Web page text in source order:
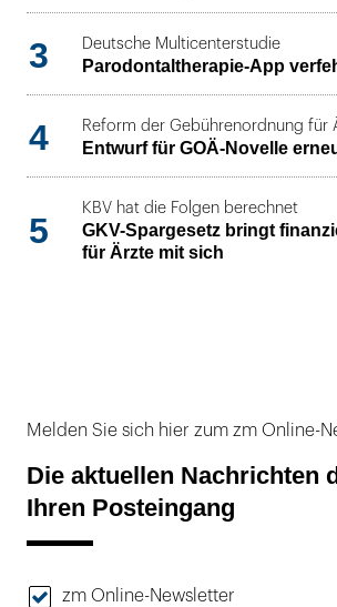
3 Deutsche Multicenterstudie
Parodontaltherapie-App
4 Reform der Gebührenordnung für
Entwurf für GOÄ-Novelle
5
KBV hat die Folgen berechnet
GKV-Spargesetz bringt
für Ärzte mit sich
Melden Sie sich hier zum zm Online-
Die aktuellen Nachrichten
Ihren Posteingang
zm Online-Newsletter